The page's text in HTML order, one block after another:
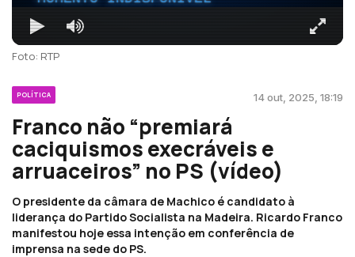
Foto: RTP
POLÍTICA 14 out, 2025, 18:19
Franco não “premiará
caciquismos execráveis e
arruaceiros” no PS (vídeo)
O presidente da câmara de Machico é candidato à
liderança do Partido Socialista na Madeira. Ricardo Franco
manifestou hoje essa intenção em conferência de
imprensa na sede do PS.